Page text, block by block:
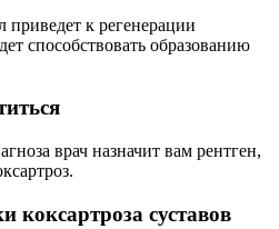
к регенерации
способствовать образованию
врач назначит вам рентген,
суставов